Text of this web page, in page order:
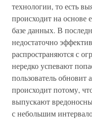
технологии, то есть
происходит на основе
базе данных. В
недостаточно
распространяются с
нередко успевают
пользователь
происходит потому,
выпускают
с небольшим